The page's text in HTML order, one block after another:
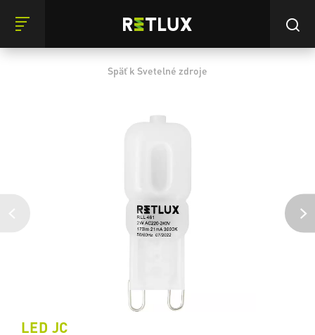
Späť k Svetelné zdroje
LED JC